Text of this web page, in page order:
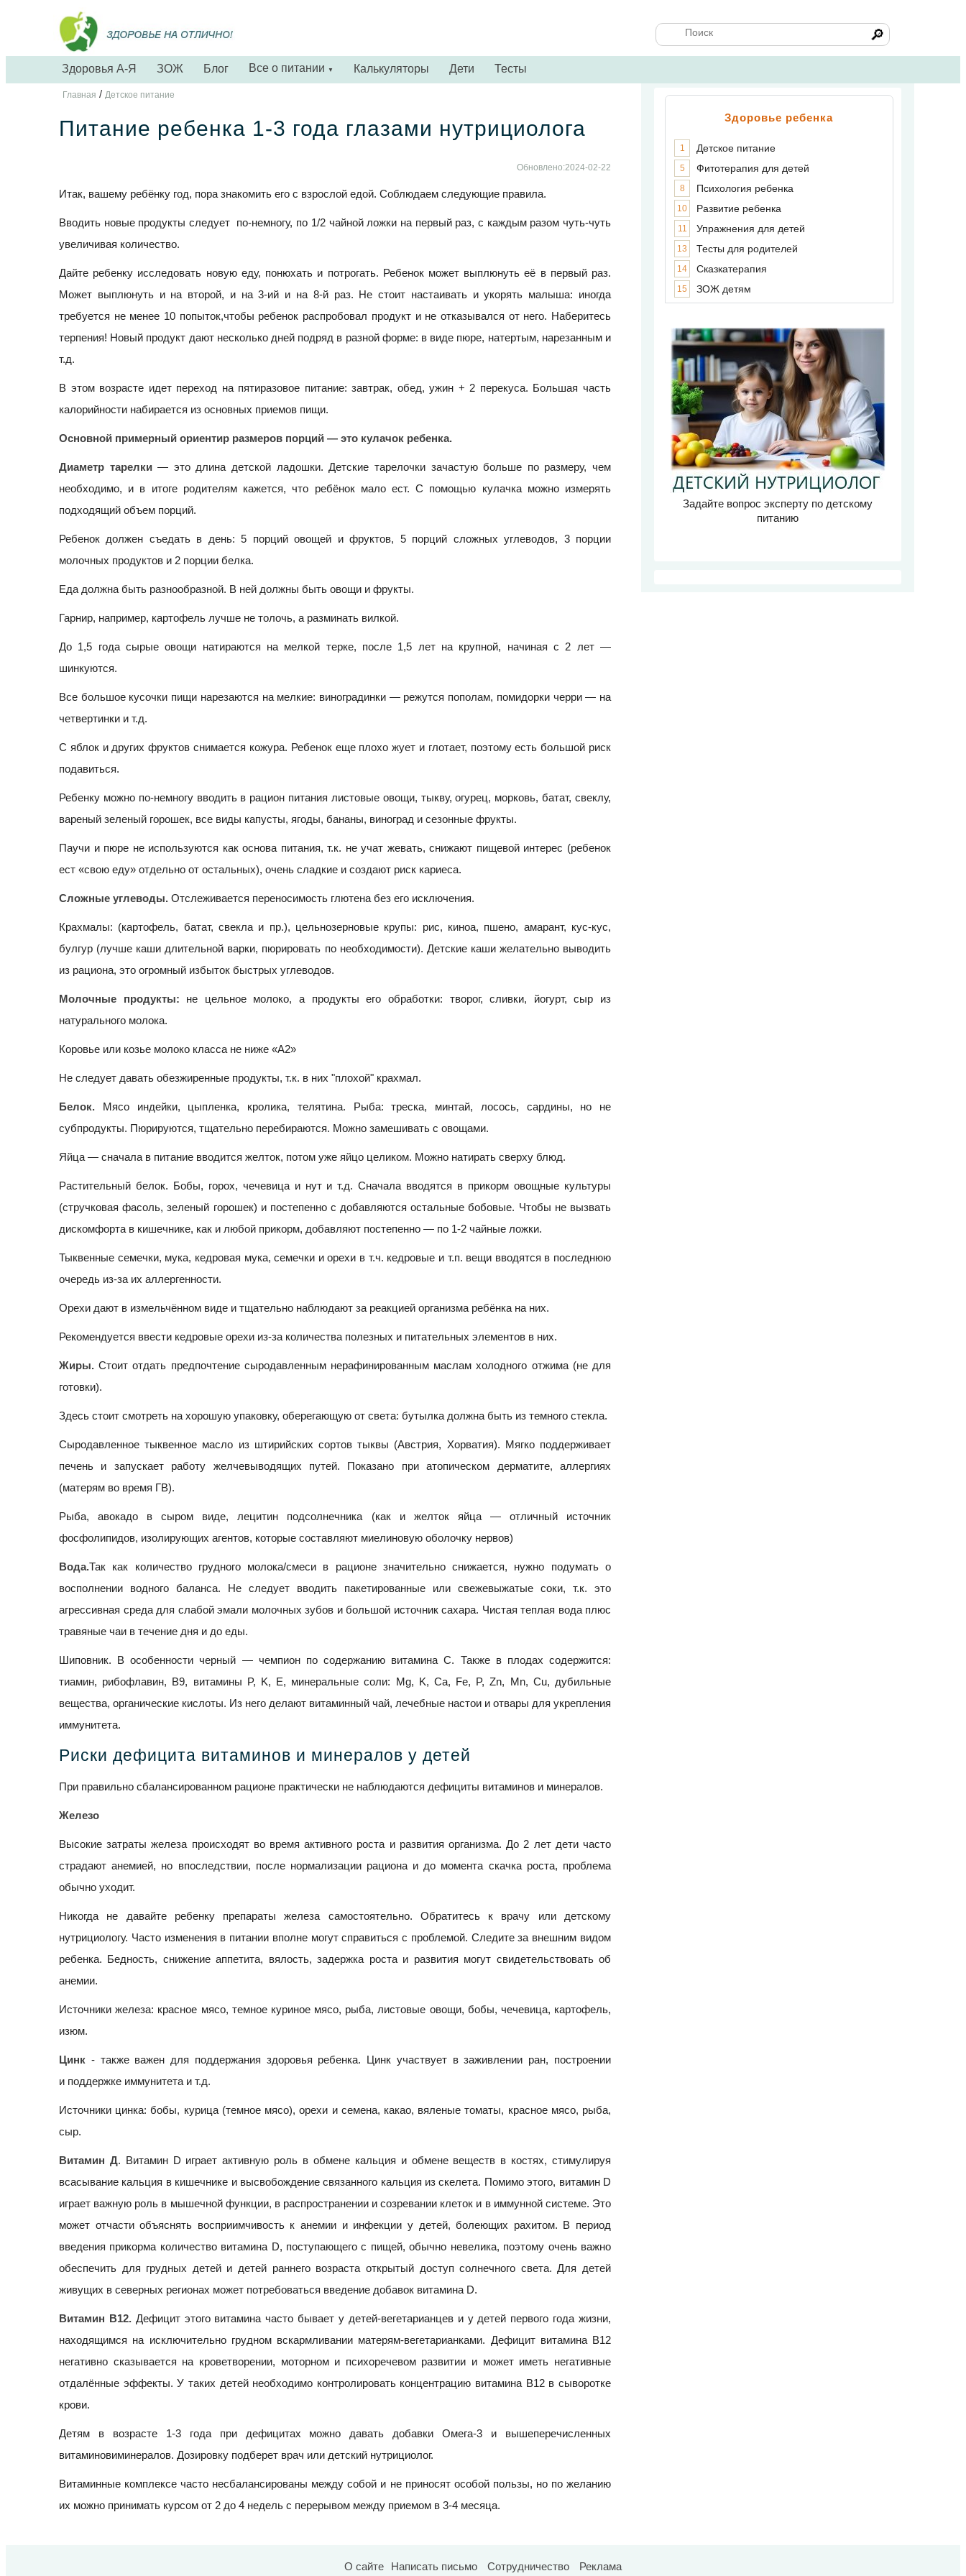
🔎
Здоровья А-Я ЗОЖ Блог Все о питании ▼ Калькуляторы Дети Тесты
Главная / Детское питание
Питание ребенка 1-3 года глазами нутрициолога
Обновлено:2024-02-22
Итак, вашему ребёнку год, пора знакомить его с взрослой едой. Соблюдаем следующие правила.
Вводить новые продукты следует по-немногу, по 1/2 чайной ложки на первый раз, с каждым разом чуть-чуть
увеличивая количество.
Дайте ребенку исследовать новую еду, понюхать и потрогать. Ребенок может выплюнуть её в первый раз.
Может выплюнуть и на второй, и на 3-ий и на 8-й раз. Не стоит настаивать и укорять малыша: иногда
требуется не менее 10 попыток,чтобы ребенок распробовал продукт и не отказывался от него. Наберитесь
терпения! Новый продукт дают несколько дней подряд в разной форме: в виде пюре, натертым, нарезанным и
т.д.
В этом возрасте идет переход на пятиразовое питание: завтрак, обед, ужин + 2 перекуса. Большая часть
калорийности набирается из основных приемов пищи.
Основной примерный ориентир размеров порций — это кулачок ребенка.
Диаметр тарелки— это длина детской ладошки. Детские тарелочки зачастую больше по размеру, чем
необходимо, и в итоге родителям кажется, что ребёнок мало ест. С помощью кулачка можно измерять
подходящий объем порций.
Ребенок должен съедать в день: 5 порций овощей и фруктов, 5 порций сложных углеводов, 3 порции
молочных продуктов и 2 порции белка.
Еда должна быть разнообразной. В ней должны быть овощи и фрукты.
Гарнир, например, картофель лучше не толочь, а разминать вилкой.
До 1,5 года сырые овощи натираются на мелкой терке, после 1,5 лет на крупной, начиная с 2 лет —
шинкуются.
Все большое кусочки пищи нарезаются на мелкие: виноградинки — режутся пополам, помидорки черри — на
четвертинки и т.д.
С яблок и других фруктов снимается кожура. Ребенок еще плохо жует и глотает, поэтому есть большой риск
подавиться.
Ребенку можно по-немногу вводить в рацион питания листовые овощи, тыкву, огурец, морковь, батат, свеклу,
вареный зеленый горошек, все виды капусты, ягоды, бананы, виноград и сезонные фрукты.
Паучи и пюре не используются как основа питания, т.к. не учат жевать, снижают пищевой интерес (ребенок
ест «свою еду» отдельно от остальных), очень сладкие и создают риск кариеса.
Сложные углеводы. Отслеживается переносимость глютена без его исключения.
Крахмалы: (картофель, батат, свекла и пр.), цельнозерновые крупы: рис, киноа, пшено, амарант, кус-кус,
булгур (лучше каши длительной варки, пюрировать по необходимости). Детские каши желательно выводить
из рациона, это огромный избыток быстрых углеводов.
Молочные продукты: не цельное молоко, а продукты его обработки: творог, сливки, йогурт, сыр из
натурального молока.
Коровье или козье молоко класса не ниже «A2»
Не следует давать обезжиренные продукты, т.к. в них "плохой" крахмал.
Белок. Мясо индейки, цыпленка, кролика, телятина. Рыба: треска, минтай, лосось, сардины, но не
субпродукты. Пюрируются, тщательно перебираются. Можно замешивать с овощами.
Яйца — сначала в питание вводится желток, потом уже яйцо целиком. Можно натирать сверху блюд.
Растительный белок. Бобы, горох, чечевица и нут и т.д. Сначала вводятся в прикорм овощные культуры
(стручковая фасоль, зеленый горошек) и постепенно с добавляются остальные бобовые. Чтобы не вызвать
дискомфорта в кишечнике, как и любой прикорм, добавляют постепенно — по 1-2 чайные ложки.
Тыквенные семечки, мука, кедровая мука, семечки и орехи в т.ч. кедровые и т.п. вещи вводятся в последнюю
очередь из-за их аллергенности.
Орехи дают в измельчённом виде и тщательно наблюдают за реакцией организма ребёнка на них.
Рекомендуется ввести кедровые орехи из-за количества полезных и питательных элементов в них.
Жиры. Стоит отдать предпочтение сыродавленным нерафинированным маслам холодного отжима (не для
готовки).
Здесь стоит смотреть на хорошую упаковку, оберегающую от света: бутылка должна быть из темного стекла.
Сыродавленное тыквенное масло из штирийских сортов тыквы (Австрия, Хорватия). Мягко поддерживает
печень и запускает работу желчевыводящих путей. Показано при атопическом дерматите, аллергиях
(матерям во время ГВ).
Рыба, авокадо в сыром виде, лецитин подсолнечника (как и желток яйца — отличный источник
фосфолипидов, изолирующих агентов, которые составляют миелиновую оболочку нервов)
Вода.Так как количество грудного молока/смеси в рационе значительно снижается, нужно подумать о
восполнении водного баланса. Не следует вводить пакетированные или свежевыжатые соки, т.к. это
агрессивная среда для слабой эмали молочных зубов и большой источник сахара. Чистая теплая вода плюс
травяные чаи в течение дня и до еды.
Шиповник. В особенности черный — чемпион по содержанию витамина C. Также в плодах содержится:
тиамин, рибофлавин, B9, витамины P, K, E, минеральные соли: Mg, K, Ca, Fe, P, Zn, Mn, Cu, дубильные
вещества, органические кислоты. Из него делают витаминный чай, лечебные настои и отвары для укрепления
иммунитета.
Риски дефицита витаминов и минералов у детей
При правильно сбалансированном рационе практически не наблюдаются дефициты витаминов и минералов.
Железо
Высокие затраты железа происходят во время активного роста и развития организма. До 2 лет дети часто
страдают анемией, но впоследствии, после нормализации рациона и до момента скачка роста, проблема
обычно уходит.
Никогда не давайте ребенку препараты железа самостоятельно. Обратитесь к врачу или детскому
нутрициологу. Часто изменения в питании вполне могут справиться с проблемой. Следите за внешним видом
ребенка. Бедность, снижение аппетита, вялость, задержка роста и развития могут свидетельствовать об
анемии.
Источники железа: красное мясо, темное куриное мясо, рыба, листовые овощи, бобы, чечевица, картофель,
изюм.
Цинк - также важен для поддержания здоровья ребенка. Цинк участвует в заживлении ран, построении
и поддержке иммунитета и т.д.
Источники цинка: бобы, курица (темное мясо), орехи и семена, какао, вяленые томаты, красное мясо, рыба,
сыр.
Витамин Д. Витамин D играет активную роль в обмене кальция и обмене веществ в костях, стимулируя
всасывание кальция в кишечнике и высвобождение связанного кальция из скелета. Помимо этого, витамин D
играет важную роль в мышечной функции, в распространении и созревании клеток и в иммунной системе. Это
может отчасти объяснять восприимчивость к анемии и инфекции у детей, болеющих рахитом. В период
введения прикорма количество витамина D, поступающего с пищей, обычно невелика, поэтому очень важно
обеспечить для грудных детей и детей раннего возраста открытый доступ солнечного света. Для детей
живущих в северных регионах может потребоваться введение добавок витамина D.
Витамин B12.Дефицит этого витамина часто бывает у детей-вегетарианцев и у детей первого года жизни,
находящимся на исключительно грудном вскармливании матерям-вегетарианками. Дефицит витамина В12
негативно сказывается на кроветворении, моторном и психоречевом развитии и может иметь негативные
отдалённые эффекты. У таких детей необходимо контролировать концентрацию витамина В12 в сыворотке
крови.
Детям в возрасте 1-3 года при дефицитах можно давать добавки Омега-3 и вышеперечисленных
витаминовиминералов. Дозировку подберет врач или детский нутрициолог.
Витаминные комплексе часто несбалансированы между собой и не приносят особой пользы, но по желанию
их можно принимать курсом от 2 до 4 недель с перерывом между приемом в 3-4 месяца.
Здоровье ребенка
1 Детское питание
5 Фитотерапия для детей
8 Психология ребенка
10 Развитие ребенка
11 Упражнения для детей
13 Тесты для родителей
14 Сказкатерапия
15 ЗОЖ детям
Задайте вопрос эксперту по детскому
питанию
О сайте Написать письмо Сотрудничество Реклама